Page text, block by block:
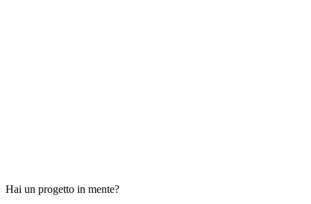
Hai un progetto in mente?